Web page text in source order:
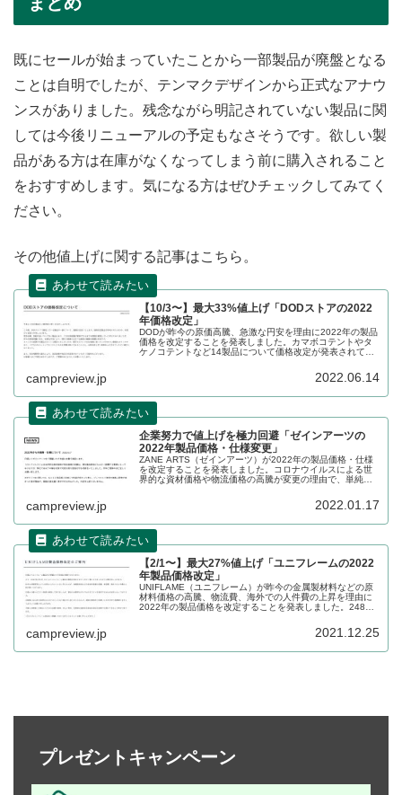
既にセールが始まっていたことから一部製品が廃盤となる
ことは自明でしたが、テンマクデザインから正式なアナウ
ンスがありました。残念ながら明記されていない製品に関
しては今後リニューアルの予定もなさそうです。欲しい製
品がある方は在庫がなくなってしまう前に購入されること
をおすすめします。気になる方はぜひチェックしてみてく
ださい。
その他値上げに関する記事はこちら。
【10/3〜】最大33%値上げ「DODストアの2022
年価格改定」
DODが昨今の原価高騰、急激な円安を理由に2022年の製品
価格を改定することを発表しました。カマボコテントやタ
ケノコテントなど14製品について価格改定が発表されてお
campreview.jp 2022.06.14
企業努力で値上げを極力回避「ゼインアーツの
2022年製品価格・仕様変更」
ZANE ARTS（ゼインアーツ）が2022年の製品価格・仕様
を改定することを発表しました。コロナウイルスによる世
界的な資材価格や物流価格の高騰が変更の理由で、単純な
campreview.jp 2022.01.17
【2/1〜】最大27%値上げ「ユニフレームの2022
年製品価格改定」
UNIFLAME（ユニフレーム）が昨今の金属製材料などの原
材料価格の高騰、物流費、海外での人件費の上昇を理由に
2022年の製品価格を改定することを発表しました。248製
月1日より適用されます。詳細をレビューします。
campreview.jp 2021.12.25
プレゼントキャンペーン